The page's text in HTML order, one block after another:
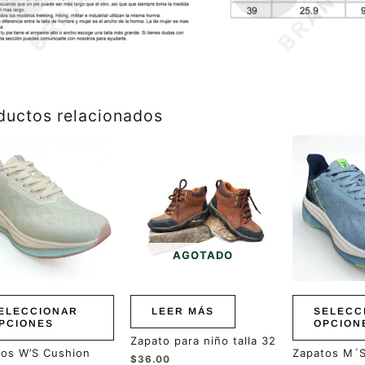
relacionados
W’S Cushion
AGOTADO
LEER MÁS
Zapato para niño talla 32
$36.00
producto
tiene
múltiples
variantes.
Las
opciones
en
página
de
producto
Zapatos